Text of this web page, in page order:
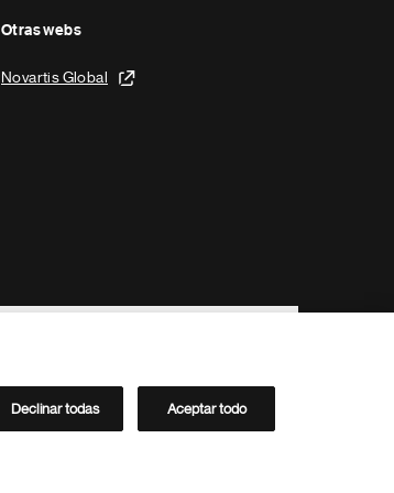
Otras webs
Novartis Global
Directorio de Novartis
Declinar todas Aceptar todo